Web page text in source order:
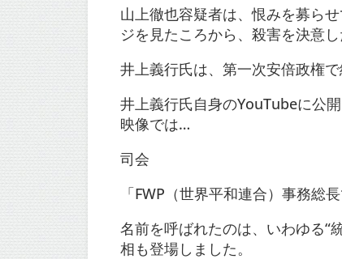
山上徹也容疑者は、恨みを募ら
ジを見たころから、殺害を決意し
井上義行氏は、第一次安倍政権
井上義行氏自身のYouTubeに公
映像では…
司会
「FWP（世界平和連合）事務総
名前を呼ばれたのは、いわゆる“
相も登場しました。